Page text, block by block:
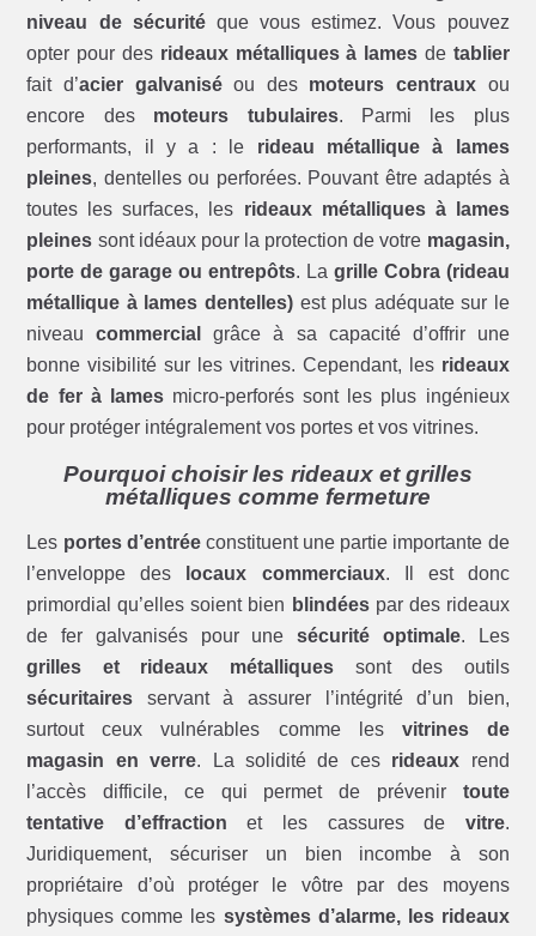
niveau de sécuritéque vous estimez. Vous pouvez
opter pour des rideaux métalliques à lames de tablier
fait d’acier galvaniséou des moteurs centraux ou
encore des moteurs tubulaires. Parmi les plus
performants, il y a : le rideau métallique à lames
pleines, dentelles ou perforées. Pouvant être adaptés à
toutes les surfaces, les rideaux métalliques à lames
pleines sont idéaux pour la protection de votre magasin,
porte de garage ou entrepôts. La grille Cobra (rideau
métallique à lames dentelles)est plus adéquate sur le
niveaucommercial
grâce à sa capacité d’offrir une
bonne visibilité sur les vitrines. Cependant, les rideaux
de fer à lamesmicro-perforés sont les plus ingénieux
pour protéger intégralement vos portes et vos vitrines.
Pourquoi choisir les rideaux et grilles
métalliques comme fermeture
Les portes d’entréeconstituent une partie importante de
l’enveloppe des
locaux commerciaux. Il est donc
primordial qu’elles soient bien blindéespar des rideaux
de fer galvanisés pour unesécurité optimale. Les
grilles et rideaux métalliques sont des outils
sécuritaires servant à assurer l’intégrité d’un bien,
surtout ceux vulnérables comme les vitrines de
magasin en verre. La solidité de ces rideaux rend
l’accès difficile, ce qui permet de prévenir toute
tentative d’effraction et les cassures de vitre.
Juridiquement, sécuriser un bien incombe à son
propriétaire d’où protéger le vôtre par des moyens
physiques comme les systèmes d’alarme, les rideaux